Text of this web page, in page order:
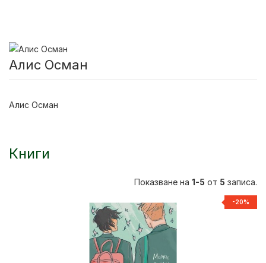
Алис Осман
Алис Осман
Книги
Показване на 1-5 от 5 записа.
-20%